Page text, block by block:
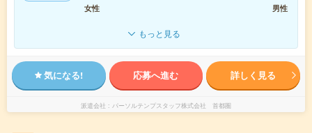
女性
男性
もっと見る
気になる! 応募へ進む 詳しく見る
派遣会社 パーソルテンプスタッフ株式会社 首都圏